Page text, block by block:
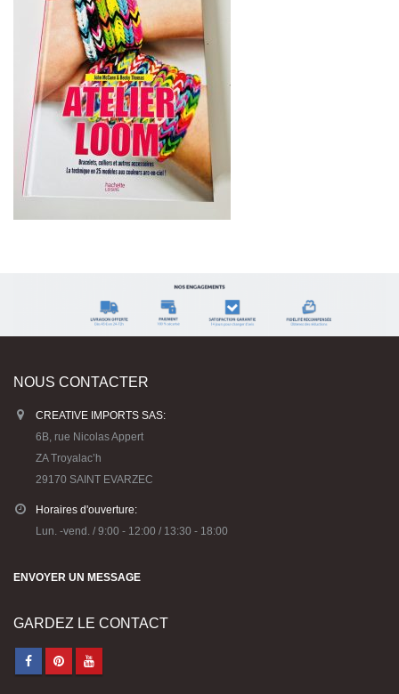
NOUS CONTACTER
CREATIVE IMPORTS SAS:
6B, rue Nicolas Appert
ZA Troyalac’h
29170 SAINT EVARZEC
Horaires d'ouverture:
Lun. -vend. / 9:00 - 12:00 / 13:30 - 18:00
ENVOYER UN MESSAGE
GARDEZ LE CONTACT